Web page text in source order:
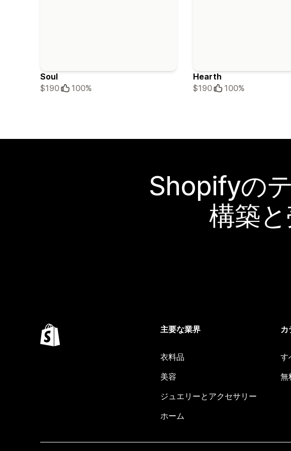
Soul
$190
100%
Hearth
$190
100%
Shopifyの
構築
主要な業界
衣料品
美容
ジュエリーとアクセサリー
ホーム
カ
す
無